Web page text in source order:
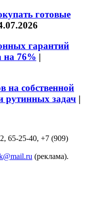
готовые
гарантий
на 76% |
на собственной
рутинных задач |
65-25-40, +7 (909)
(реклама).